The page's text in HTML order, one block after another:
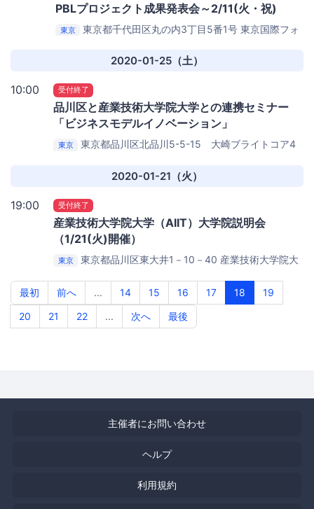
PBLプロジェクト成果発表会～2/11(火・祝)
東京 東京都千代田区丸の内3丁目5番1号 東京国際フォ
2020-01-25（土）
10:00 受付終了
品川区と産業技術大学院大学との連携セミナー
「ビジネスモデルイノベーション」
東京
東京都品川区北品川5-5-15 大崎ブライトコア4
2020-01-21（火）
19:00 受付終了
産業技術大学院大学（AIIT）大学院説明会
（1/21(火)開催）
東京 東京都品川区東大井1－10－40 産業技術大学院大
最初
前へ ... 14 15 16 17 18
19
20
21 22 ... 次へ 最後
主催者にお問い合わせ
ヘルプ
利用規約